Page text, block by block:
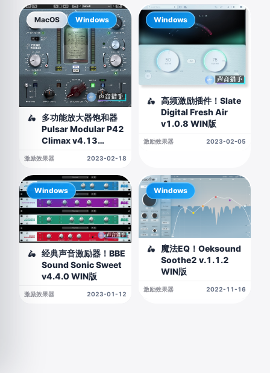
🛵
多功能放大器饱和器
Pulsar Modular P42
Climax v4.13
激励效果器 2023-02-18
MacOS Windows
🛵
高频激励插件！Slate
Digital Fresh Air
v1.0.8 WIN版
激励效果器 2023-02-05
Windows
🛵
经典声音激励器！BBE
Sound Sonic Sweet
v4.4.0 WIN版
激励效果器 2023-01-12
Windows
🛵
魔法EQ！Oeksound
Soothe2 v.1.1.2
WIN版
激励效果器 2022-11-16
Windows